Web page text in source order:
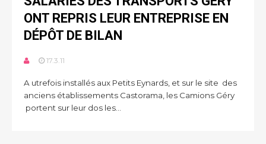
ONT REPRIS LEUR ENTREPRISE EN
DÉPÔT DE BILAN
17.3.11
A utrefois installés aux Petits Eynards, et sur le site des
anciens établissements Castorama, les Camions Géry
portent sur leur dos les...